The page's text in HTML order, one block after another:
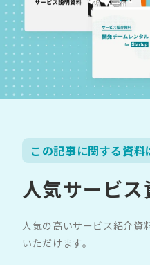
この記事に関する資料
人気サービ
人気の高いサービス紹介資
いただけます。